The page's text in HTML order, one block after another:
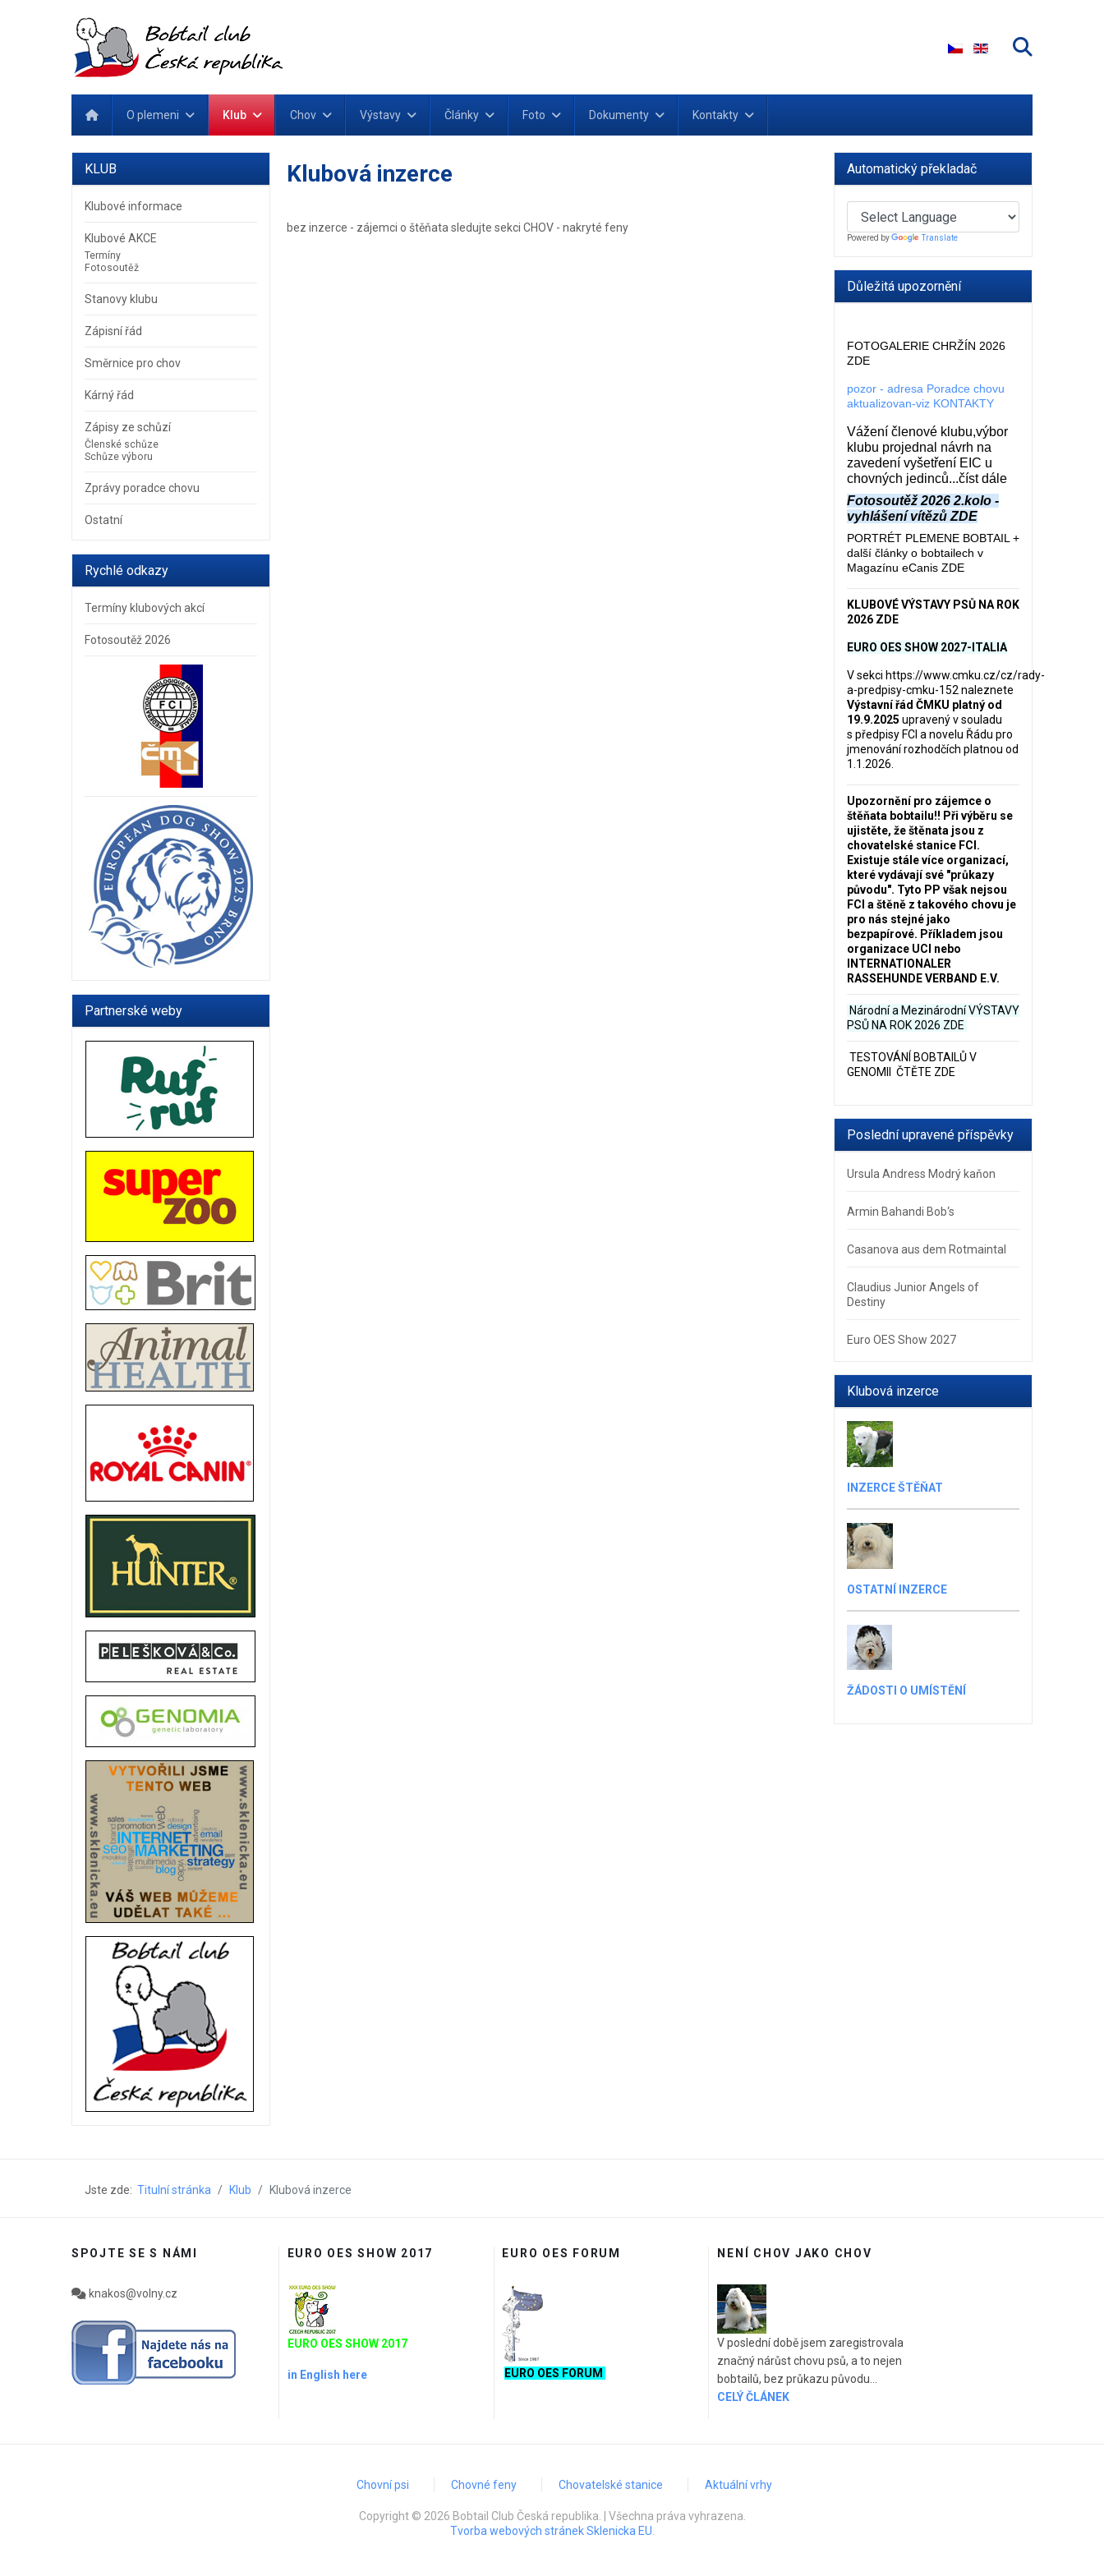
Zvolte jazyk
O plemeni Klub Chov Výstavy Články Foto Dokumenty Kontakty
KLUB
Klubové informace
Klubové AKCE
Termíny
Fotosoutěž
Stanovy klubu
Zápisní řád
Směrnice pro chov
Kárný řád
Zápisy ze schůzí
Členské schůze
Schůze výboru
Zprávy poradce chovu
Ostatní
Rychlé odkazy
Termíny klubových akcí
Fotosoutěž 2026
Partnerské weby
Klubová inzerce
bez inzerce - zájemci o štěňata sledujte sekci CHOV - nakryté feny
Automatický překladač
Powered by Translate
Důležitá upozornění
FOTOGALERIE CHRŽÍN 2026
ZDE
pozor - adresa Poradce chovu
aktualizovan-viz KONTAKTY
Vážení členové klubu,výbor
klubu projednal návrh na
zavedení vyšetření EIC u
chovných jedinců...číst dále
Fotosoutěž 2026 2.kolo -
vyhlášení vítězů ZDE
PORTRÉT PLEMENE BOBTAIL +
další články o bobtailech v
Magazínu eCanis ZDE
KLUBOVÉ VÝSTAVY PSŮ NA ROK
2026 ZDE
EURO OES SHOW 2027-ITALIA
V sekci https://www.cmku.cz/cz/rady-
a-predpisy-cmku-152 naleznete
Výstavní řád ČMKU platný od
19.9.2025 upravený v souladu
s předpisy FCI a novelu Řádu pro
jmenování rozhodčích platnou od
1.1.2026.
Upozornění pro zájemce o
štěňata bobtailu‼️ Při výběru se
ujistěte, že štěnata jsou z
chovatelské stanice FCI.
Existuje stále více organizací,
které vydávají své "průkazy
původu". Tyto PP však nejsou
FCI a štěně z takového chovu je
pro nás stejné jako
bezpapírové. Příkladem jsou
organizace UCI nebo
INTERNATIONALER
RASSEHUNDE VERBAND E.V.
Národní a Mezinárodní VÝSTAVY
PSŮ NA ROK 2026 ZDE
TESTOVÁNÍ BOBTAILŮ V
GENOMII ČTĚTE ZDE
Poslední upravené příspěvky
Ursula Andress Modrý kaňon
Armin Bahandi Bob‘s
Casanova aus dem Rotmaintal
Claudius Junior Angels of
Destiny
Euro OES Show 2027
Klubová inzerce
INZERCE ŠTĚŇAT
OSTATNÍ INZERCE
ŽÁDOSTI O UMÍSTĚNÍ
Jste zde: Titulní stránka Klub Klubová inzerce
SPOJTE SE S NÁMI
knakos@volny.cz
EURO OES SHOW 2017
EURO OES SHOW 2017
in English here
EURO OES FORUM
EURO OES FORUM
NENÍ CHOV JAKO CHOV
V poslední době jsem zaregistrovala
značný nárůst chovu psů, a to nejen
bobtailů, bez průkazu původu...
CELÝ ČLÁNEK
Chovní psi Chovné feny Chovatelské stanice Aktuální vrhy
Copyright © 2026 Bobtail Club Česká republika. | Všechna práva vyhrazena.
Tvorba webových stránek Sklenicka EU